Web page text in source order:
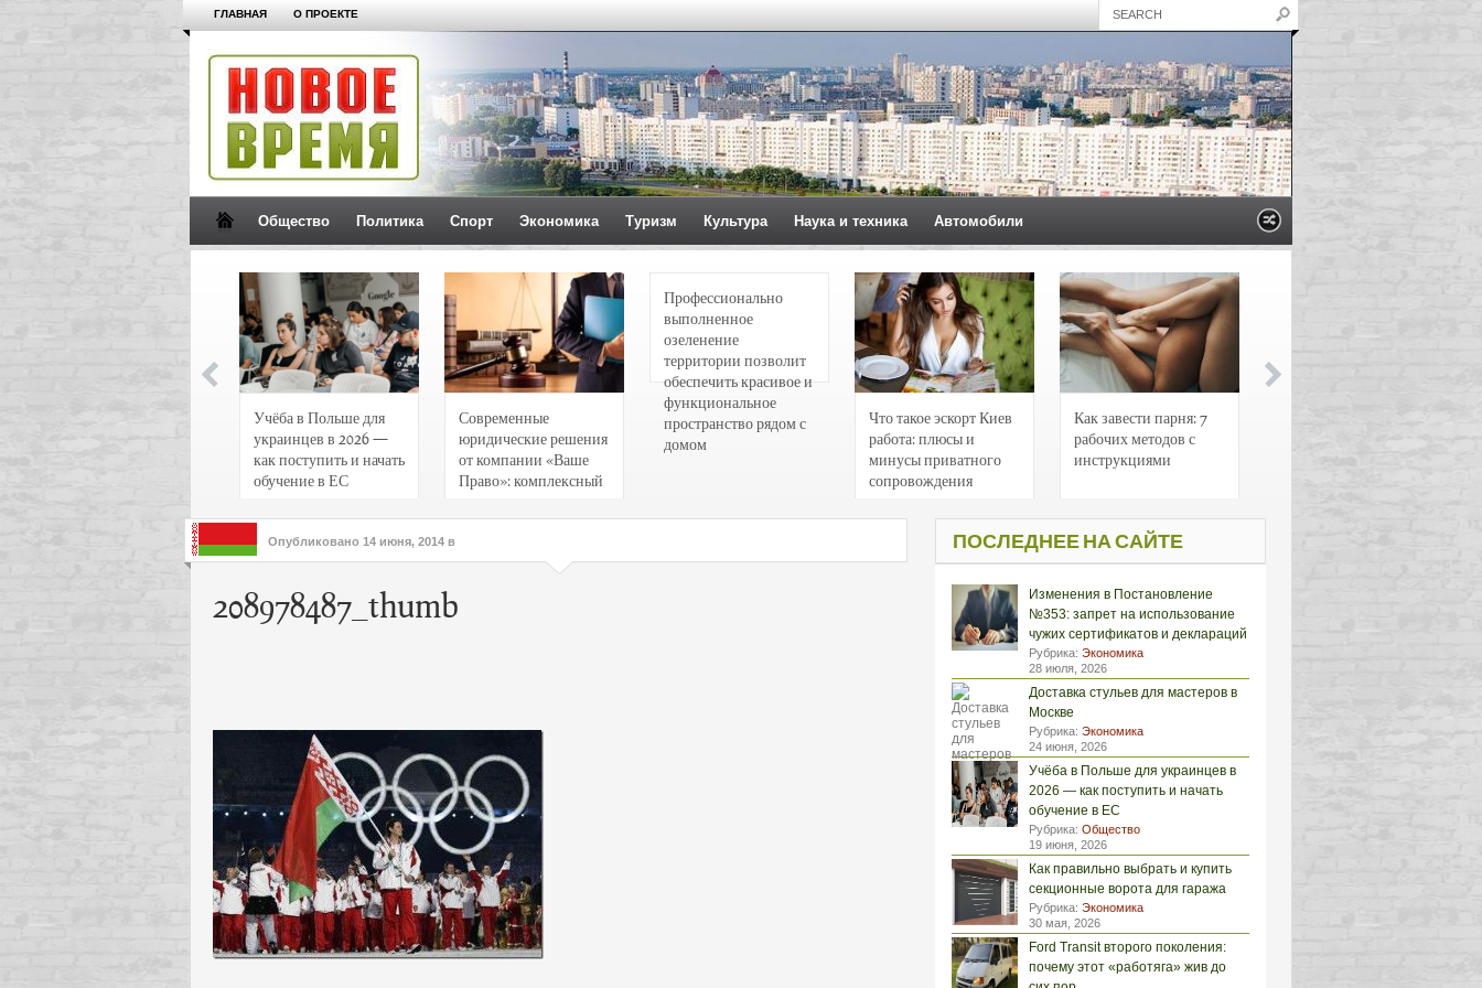
ГЛАВНАЯ О ПРОЕКТЕ
Общество Политика Спорт Экономика Туризм Культура Наука и техника Автомобили
Учёба в Польше для
украинцев в 2026 —
как поступить и начать
обучение в ЕС
Современные
юридические решения
от компании «Ваше
Право»: комплексный
интересов клиентов
Профессионально
выполненное
озеленение
территории позволит
обеспечить красивое и
функциональное
пространство рядом с
домом
Что такое эскорт Киев
работа: плюсы и
минусы приватного
сопровождения
Как завести парня: 7
рабочих методов с
инструкциями
Опубликовано 14 июня, 2014 в
208978487_thumb
ПОСЛЕДНЕЕ НА САЙТЕ
Изменения в Постановление
№353: запрет на использование
чужих сертификатов и деклараций
Рубрика: Экономика
28 июля, 2026
Доставка стульев для мастеров в
Москве
Рубрика: Экономика
24 июня, 2026
Учёба в Польше для украинцев в
2026 — как поступить и начать
обучение в ЕС
Рубрика: Общество
19 июня, 2026
Как правильно выбрать и купить
секционные ворота для гаража
Рубрика: Экономика
30 мая, 2026
Ford Transit второго поколения:
почему этот «работяга» жив до